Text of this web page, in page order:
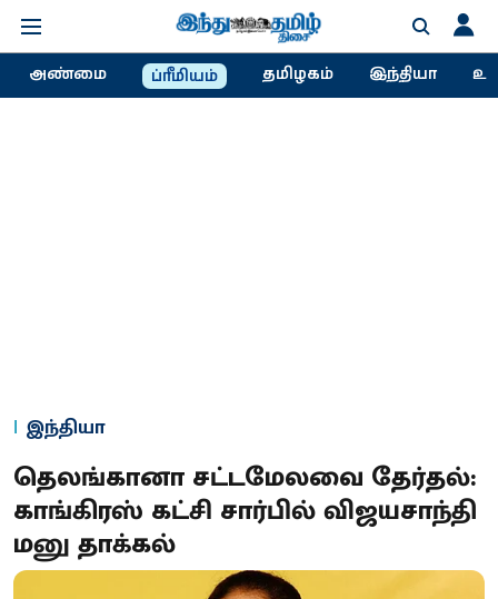
அண்மை ப்ரீமியம் தமிழகம் இந்தியா
இந்தியா
தெலங்கானா சட்டமேலவை தேர்தல்:
காங்கிரஸ் கட்சி சார்பில் விஜயசாந்தி
மனு தாக்கல்